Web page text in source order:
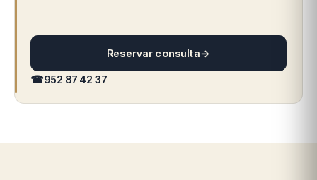
Reservar consulta→
☎952 87 42 37